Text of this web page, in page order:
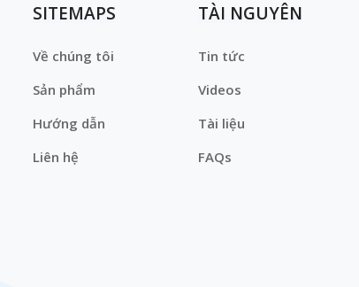
SITEMAPS
Về chúng tôi
Sản phẩm
Hướng dẫn
Liên hệ
TÀI NGUYÊN
Tin tức
Videos
Tài liệu
FAQs